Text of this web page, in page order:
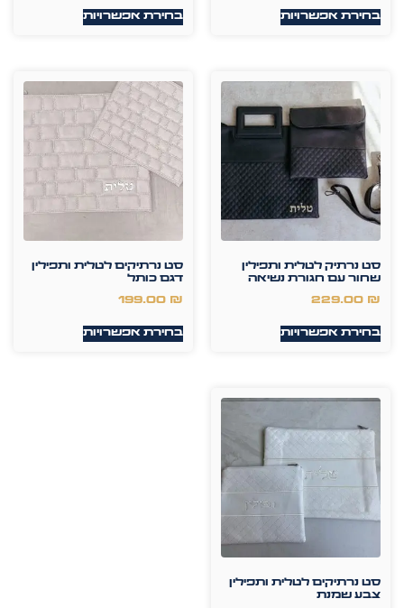
בחירת אפשרויות בחירת אפשרויות
סט נרתיק לטלית ותפילין
שחור עם חגורת נשיאה
229.00 ₪
בחירת אפשרויות
סט נרתיקים לטלית ותפילין
דגם כותל
199.00 ₪
בחירת אפשרויות
סט נרתיקים לטלית ותפילין
צבע שמנת